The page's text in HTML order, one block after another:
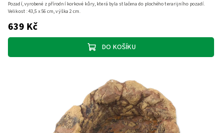
639 Kč
DO KOŠÍKU
Pozadí, vyrobené z přírodní korkové kůry, která byla stlačena do plochého terarijního pozadí.
Velikost : 43,5 x 56 cm, výška 2 cm.